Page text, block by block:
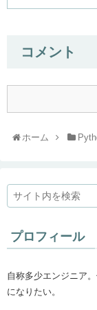
コメント
ホーム
プロフィール
自称多少エンジニア
になりたい。